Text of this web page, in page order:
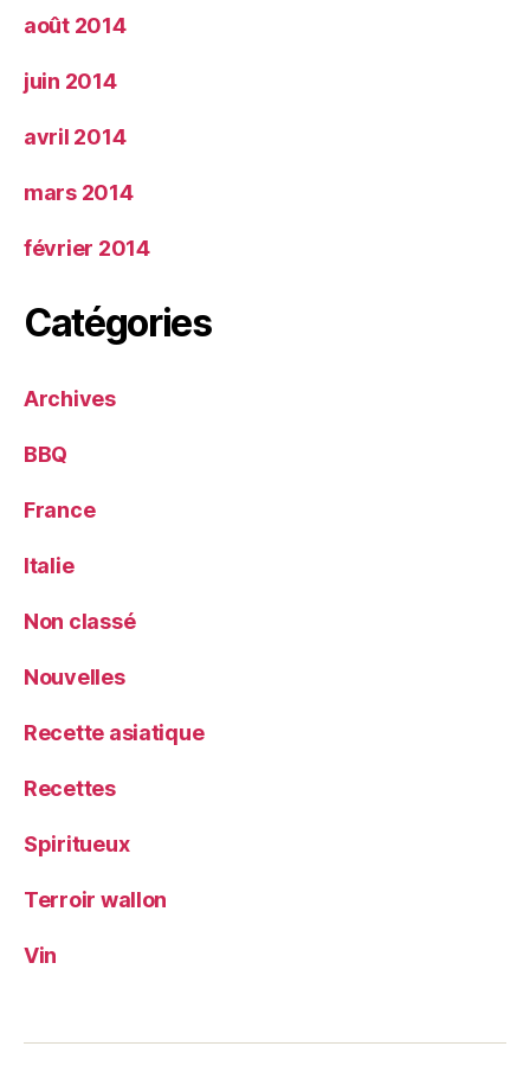
août 2014
juin 2014
avril 2014
mars 2014
février 2014
Catégories
Archives
BBQ
France
Italie
Non classé
Nouvelles
Recette asiatique
Recettes
Spiritueux
Terroir wallon
Vin